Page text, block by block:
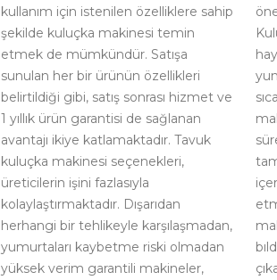
kullanım için istenilen özelliklere sahip
şekilde kuluçka makinesi temin
etmek de mümkündür. Satışa
sunulan her bir ürünün özellikleri
belirtildiği gibi, satış sonrası hizmet ve
1 yıllık ürün garantisi de sağlanan
avantajı ikiye katlamaktadır. Tavuk
kuluçka makinesi seçenekleri,
üreticilerin işini fazlasıyla
kolaylaştırmaktadır. Dışarıdan
herhangi bir tehlikeyle karşılaşmadan,
yumurtaları kaybetme riski olmadan
yüksek verim garantili makineler,